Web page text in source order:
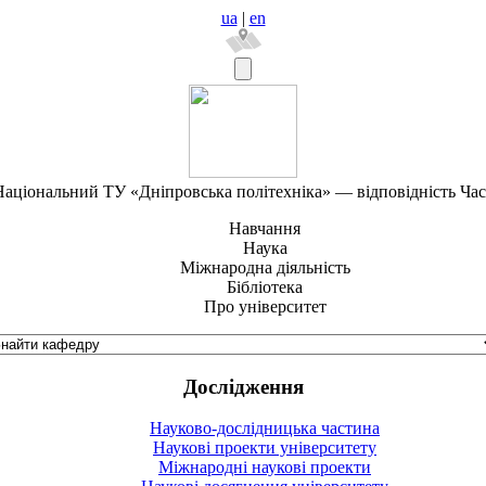
ua | en
ТУ «Дніпровська політехніка» — відповідність
Навчання
Наука
Міжнародна діяльність
Бібліотека
Про університет
Дослідження
Науково-дослідницька частина
Наукові проекти університету
Міжнародні наукові проекти